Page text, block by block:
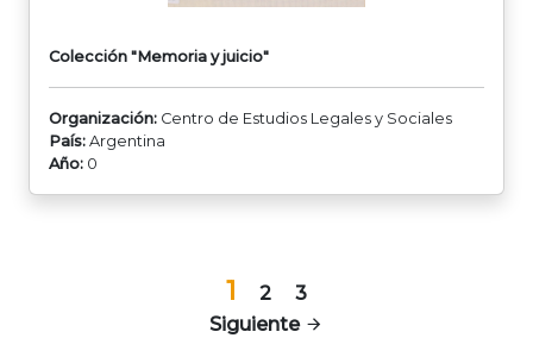
Colección "Memoria y juicio"
Organización: Centro de Estudios Legales y Sociales
País: Argentina
Año: 0
1 2
3
Siguiente